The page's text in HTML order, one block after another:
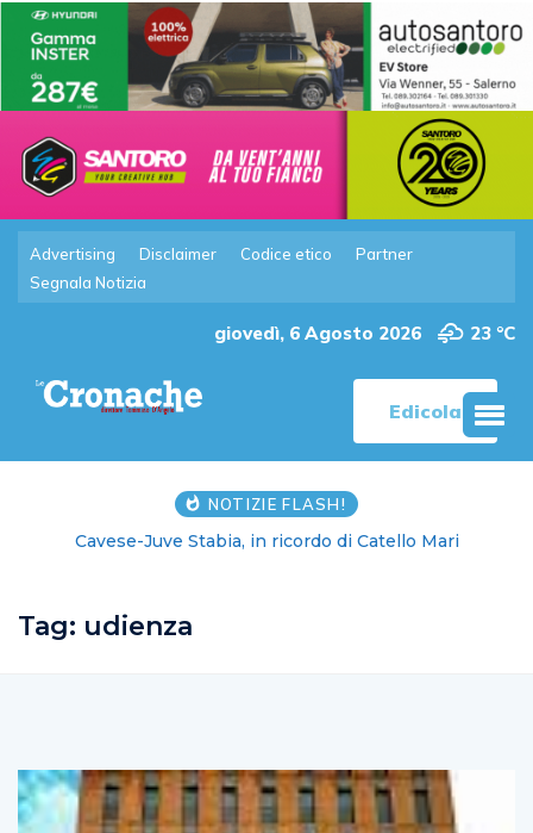
Advertising Disclaimer Codice etico
Partner
Segnala Notizia
giovedì, 6 Agosto 2026 23 °C
Edicola
NOTIZIE FLASH!
Cavese-Juve Stabia, in ricordo di Catello Mari
Tag: udienza